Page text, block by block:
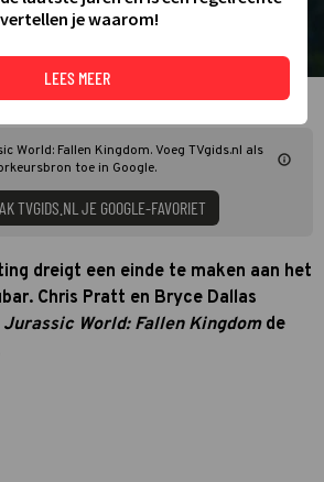
Grady in Jurassic World: Fallen Kingdom
World: Fallen Kingdom. Voeg TVgids.nl als
toe in Google.
TVGIDS.NL JE GOOGLE-FAVORIET
dreigt een einde te maken aan het
Chris Pratt en Bryce Dallas
Jurassic World: Fallen Kingdomde
je waarom!
LEES MEER